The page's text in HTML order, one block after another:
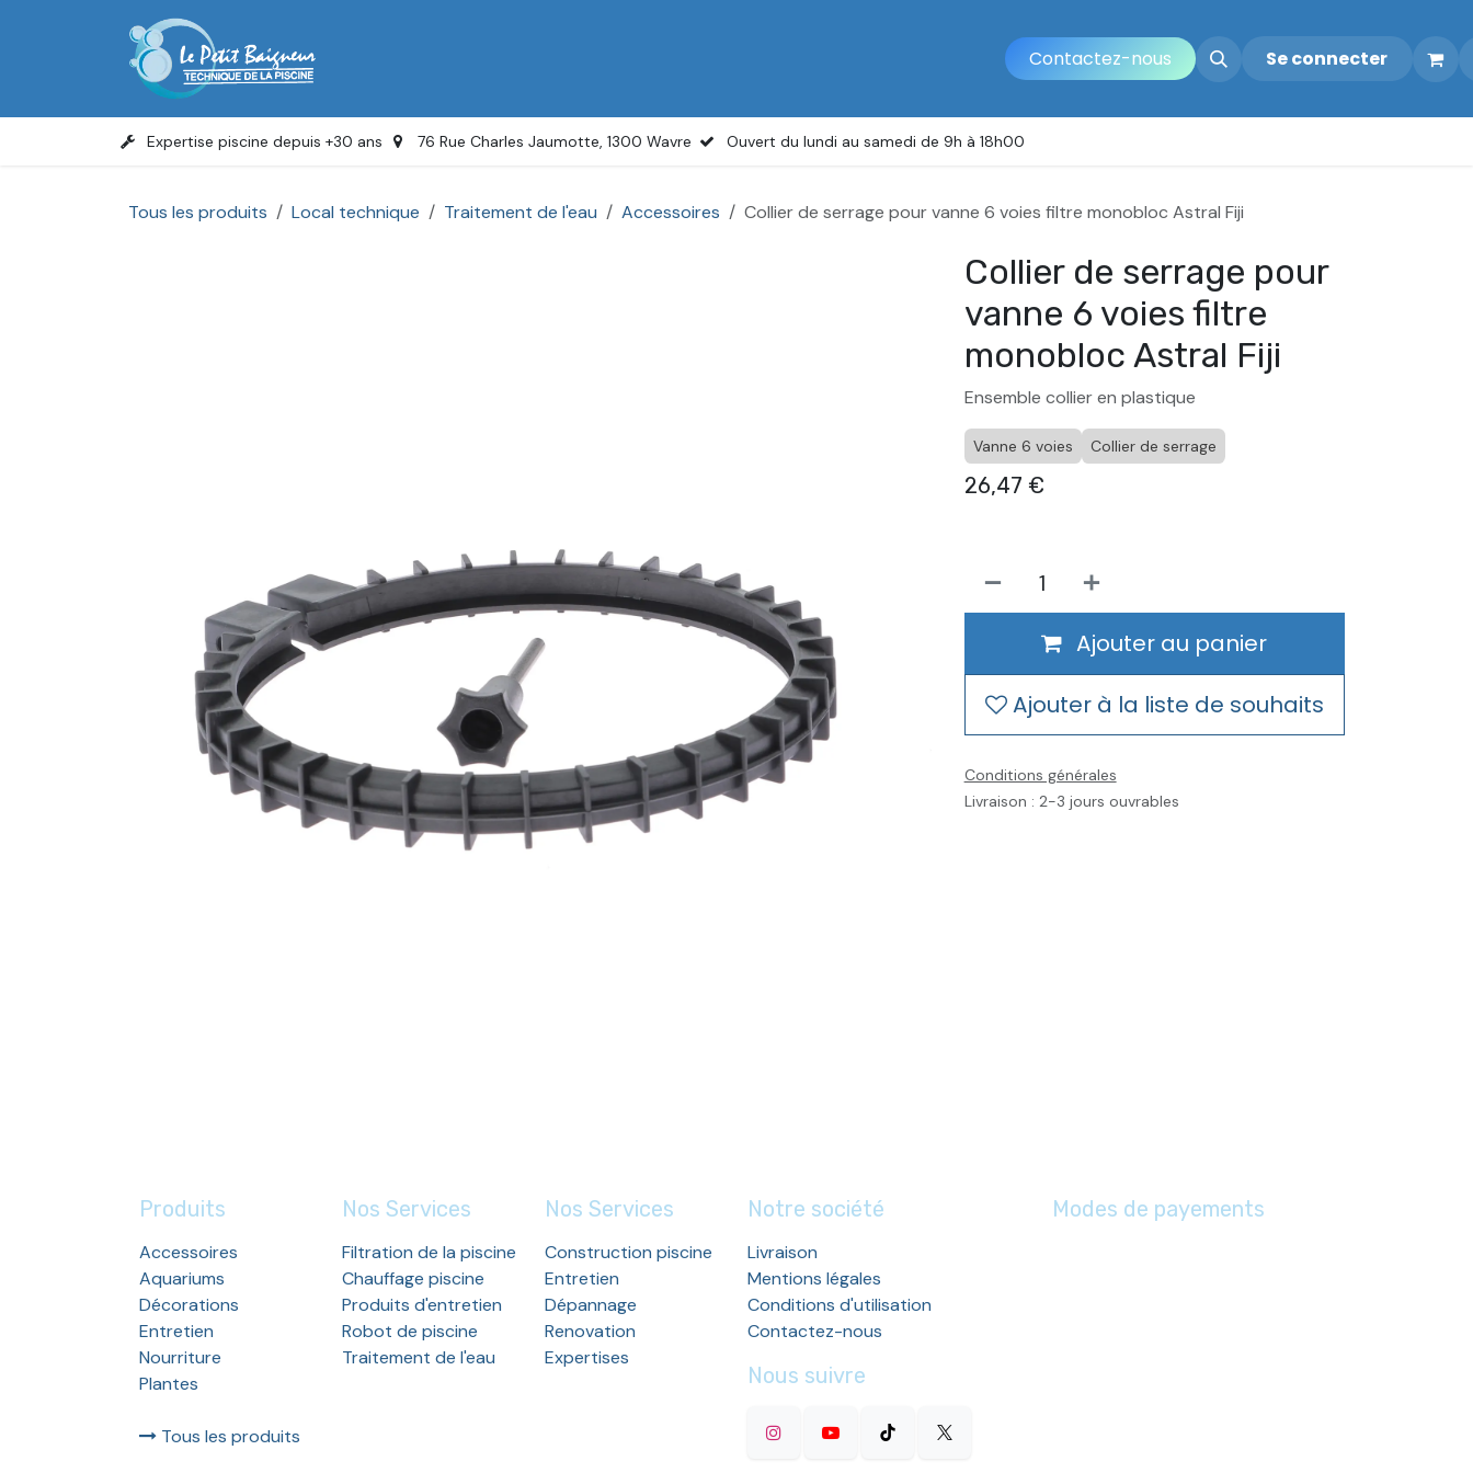
Se rendre au contenu
Contactez-nous Se connecter
Expertise piscine depuis +30 ans 76 Rue Charles Jaumotte, 1300 Wavre Ouvert du lundi au samedi de 9h à 18h00
Tous les produits Local technique Traitement de l'eau Accessoires Collier de serrage pour vanne 6 voies filtre monobloc Astral Fiji
Collier de serrage pour
vanne 6 voies filtre
monobloc Astral Fiji
Ensemble collier en plastique
Vanne 6 voies Collier de serrage
26,47 €
Ajouter au panier
Ajouter à la liste de souhaits
Conditions générales
Livraison : 2-3 jours ouvrables
Produits
Accessoires
Aquariums
Décorations
Entretien
Nourriture
Plantes
Tous les produits
Modes de payements
Notre société
Livraison
Mentions légales
Conditions d'utilisation
Contactez-nous
Nous suivre
Nos Services
Construction piscine
Entretien
Dépannage
Renovation
Expertises
Nos Services
Filtration de la piscine
Chauffage piscine
Produits d'entretien
Robot de piscine
Traitement de l'eau